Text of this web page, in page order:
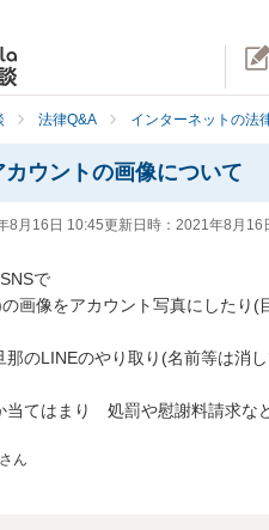
法律Q&A インターネットの法
カウントの画像について
8月16日 10:45更新日時： 2021年8月16
で
画像をアカウント写真にしたり(
のLINEのやり取り(名前等は消
ん